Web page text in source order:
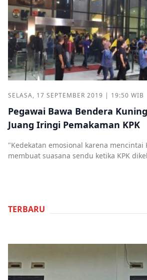
SELASA, 17 SEPTEMBER 2019 | 19:50 WIB
Pegawai Bawa Bendera
Juang Iringi Pemakaman KPK
"Kedekatan emosional karena mencintai
membuat suasana sendu ketika KPK
TERBARU